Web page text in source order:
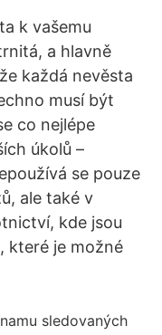
k vašemu
a hlavně
každá nevěsta
musí být
co nejlépe
úkolů –
se pouze
ale také v
kde jsou
které je možné